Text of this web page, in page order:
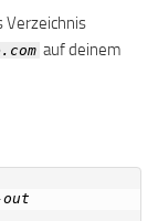
Verzeichnis
auf deinem
out